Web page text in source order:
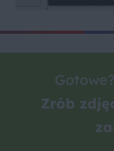
Zrób